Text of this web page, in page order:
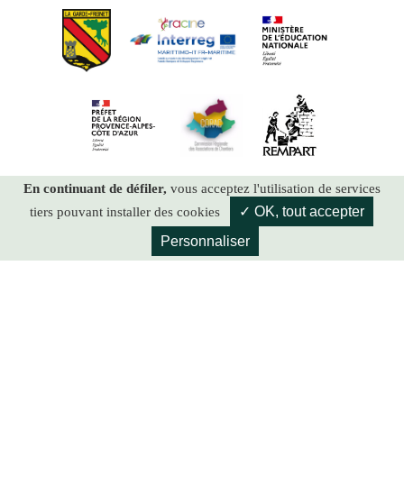
En continuant de défiler, vous acceptez l'utilisation de services
tiers pouvant installer des cookies
✓ OK, tout accepter
Personnaliser